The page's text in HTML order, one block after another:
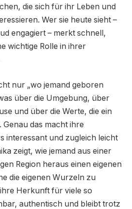
die sich für ihr Leben und
Wer sie heute sieht –
engagiert – merkt schnell,
wichtige Rolle in ihrer
nur „wo jemand geboren
über die Umgebung, über
und über die Werte, die ein
das macht ihre
interessant und zugleich leicht
zeigt, wie jemand aus einer
Region heraus einen eigenen
die eigenen Wurzeln zu
Herkunft für viele so
authentisch und bleibt trotz